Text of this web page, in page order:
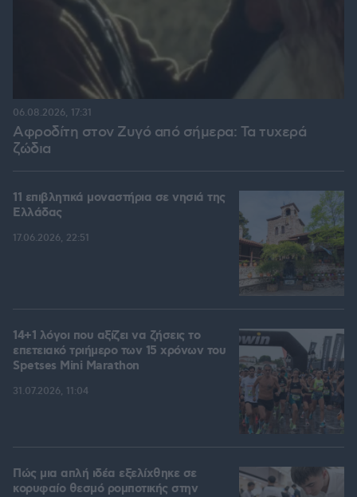
Αφροδίτη στον Ζυγό από σήμερα: Τα τυχερά
ζώδια
06.08.2026, 17:31
11 επιβλητικά μοναστήρια σε νησιά της
Ελλάδας
17.06.2026, 22:51
14+1 λόγοι που αξίζει να ζήσεις το
επετειακό τριήμερο των 15 χρόνων του
Spetses Mini Marathon
31.07.2026, 11:04
Πώς μια απλή ιδέα εξελίχθηκε σε
κορυφαίο θεσμό ρομποτικής στην